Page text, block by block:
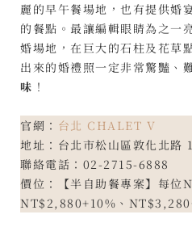
麗的早午餐場地，也有提供婚
的餐點。最讓編輯眼睛為之一
婚場地，在巨大的石柱及花草
出來的婚禮照一定非常驚豔、
味 ！
官網： 台北 CHALET V
地址：台北市松山區敦化北路
聯絡電話：02-2715-6888
價位：【半自助餐專案】每位
NT$2,880+10%、